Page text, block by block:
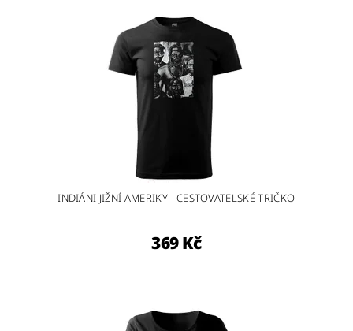
INDIÁNI JIŽNÍ AMERIKY - CESTOVATELSKÉ TRIČKO
369 Kč